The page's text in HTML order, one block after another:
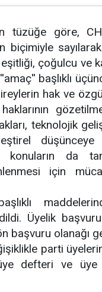
tüzüğe göre,
biçimiyle
eşitliği, çoğulcu ve
başlıklı
hak ve
teknolojik
düşünceye
da
için
Üyelik
başvuru olanağı
parti
defteri ve üye